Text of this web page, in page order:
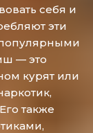
себя и
эти
— это
курят или
также